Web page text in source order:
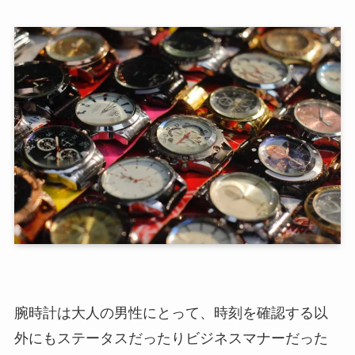
腕時計は大人の男性にとって、時刻を確認する以
外にもステータスだったりビジネスマナーだった